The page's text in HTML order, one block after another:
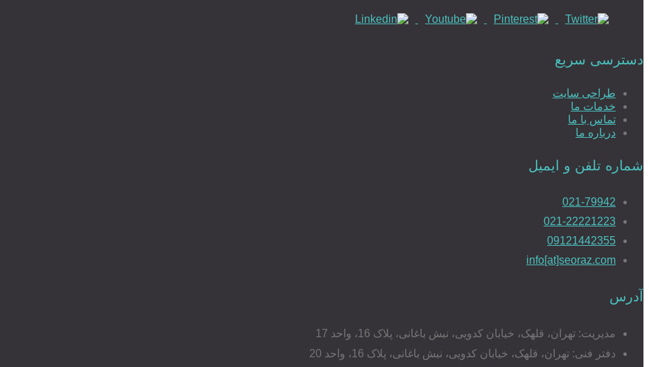
دسترسی سریع
طراحی سایت
خدمات ما
تماس با ما
درباره ما
شماره تلفن و ایمیل
021-79942
021-22221223
09121442355
info[at]seoraz.com
آدرس
مدیریت: تهران، قلهک، خیابان کدویی، نبش باغانی، پلاک 16، واحد 17
دفتر فنی: تهران، قلهک، خیابان کدویی، نبش باغانی، پلاک 16، واحد 20